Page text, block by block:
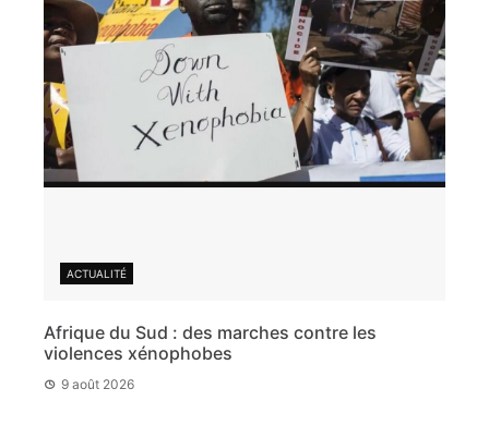
ACTUALITÉ
Afrique du Sud : des marches contre les
violences xénophobes
9 août 2026